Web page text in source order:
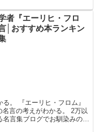
者『エーリヒ・フロ
│おすすめ本ランキン
。 『エーリヒ・フロム』
言の考えがわかる。 2万以
言集ブログでお馴染みの、